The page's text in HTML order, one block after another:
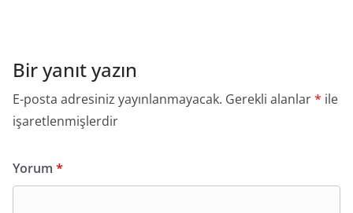
Bir yanıt yazın
E-posta adresiniz yayınlanmayacak. Gerekli alanlar* ile
işaretlenmişlerdir
Yorum *